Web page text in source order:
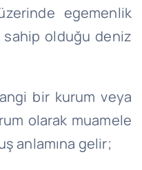
egemenlik
sahip olduğu deniz
bir kurum veya
olarak muamele
anlamına gelir;